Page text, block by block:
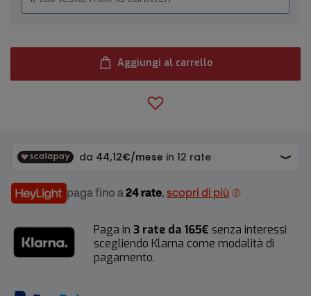
Aggiungi al carrello
paga fino a 24 rate, scopri di più
Paga in 3 rate da 165€ senza interessi
scegliendo Klarna come modalità di
pagamento.